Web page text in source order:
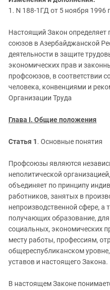
Дагестан
Кабардино-Балкария
Калмыкия
Карачаево-Черкесия
Краснодарский край
Нагорный Карабах
Российская Федерация
СКФО
Ставропольский край
Чечня
Южная Осетия
Южный Кавказ
ЮФО
1. N 188-1ГД от 5 ноября 1996
Настоящий Закон
союзов в Азербайджанской
деятельности в защите
экономических прав и
профсоюзов, в соответствии
человека, конвенциями и
Организации Труда
Глава I. Общие положения
Статья 1. Основные понятия
Профсоюзы являются
неполитической
объединяет по принципу
работников, занятых в
непроизводственной сфере, а
получающих образование,
социальных, экономических
месту работы, профессиям,
общереспубликанском
уставов и настоящего Закона.
В настоящем Законе